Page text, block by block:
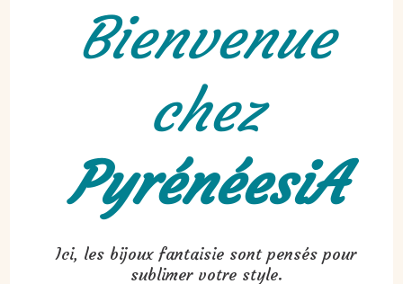
Bienvenue
chez
PyrénéesiA
Ici, les bijoux fantaisie sont pensés pour
sublimer votre style.